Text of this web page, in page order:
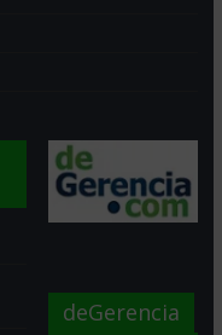
deGerencia